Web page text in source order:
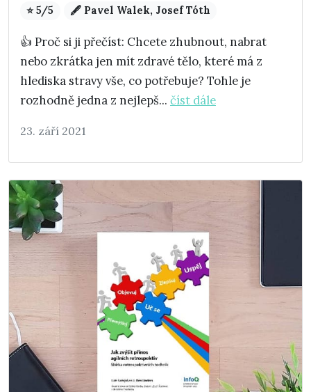
⭐ 5/5 🖋️ Pavel Walek, Josef Tóth
👍 Proč si ji přečíst: Chcete zhubnout, nabrat
nebo zkrátka jen mít zdravé tělo, které má z
hlediska stravy vše, co potřebuje? Tohle je
rozhodně jedna z nejlepš... číst dále
23. září 2021